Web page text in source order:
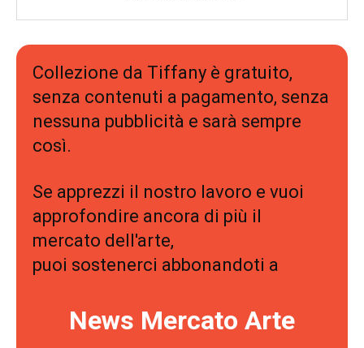
Collezione da Tiffany è gratuito,
senza contenuti a pagamento, senza
nessuna pubblicità e sarà sempre
così.
Se apprezzi il nostro lavoro e vuoi
approfondire ancora di più il
mercato dell'arte,
puoi sostenerci abbonandoti a
News Mercato Arte